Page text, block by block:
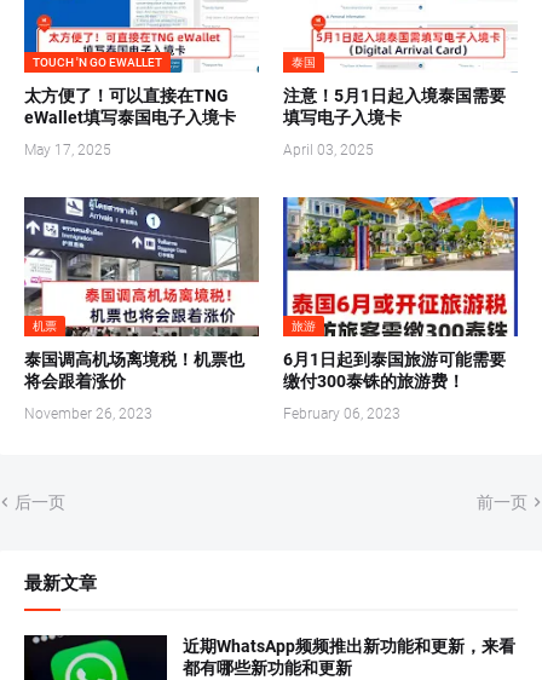
TOUCH 'N GO EWALLET
太方便了！可以直接在TNG
eWallet填写泰国电子入境卡
May 17, 2025
泰国
注意！5月1日起入境泰国需要
填写电子入境卡
April 03, 2025
机票
泰国调高机场离境税！机票也
将会跟着涨价
November 26, 2023
旅游
6月1日起到泰国旅游可能需要
缴付300泰铢的旅游费！
February 06, 2023
后一页 前一页
最新文章
近期WhatsApp频频推出新功能和更新，来看
都有哪些新功能和更新